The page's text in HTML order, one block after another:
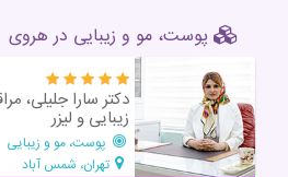
پوست، مو و زیبایی در هروی
دکتر سارا جلیلی،
زیبایی و لیزر
پوست، مو و زیبایی
تهران، شمس آباد